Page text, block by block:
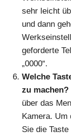
sehr leicht
und dann
geforderte
„0000“.
Welche
zu machen?
über das
Kamera. Um
Sie die Taste